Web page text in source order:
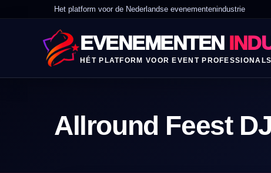
Het platform voor de Nederlandse evenementenindustrie
EVENEMENTEN
HÉT PLATFORM VOOR EVENT PROFESSIONALS
Allround Feest